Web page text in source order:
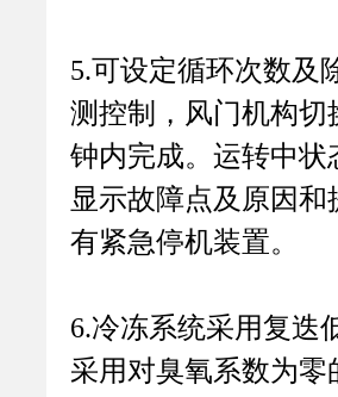
5.可设定循环次数及
测控制，风门机构切
钟内完成。运转中
显示故障点及原因
有紧急停机装置。
6.冷冻系统采用复迭
采用对臭氧系数为零